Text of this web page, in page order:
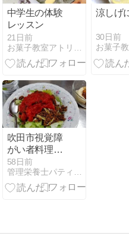
中学生の体験
レッスン
21日前
お菓子教室アトリエまどか
涼しげ
30日前
吹田市視覚障
がい者料理教
室
58日前
管理栄養士パティシエ＊あやこん＊のおかしな工房伝説